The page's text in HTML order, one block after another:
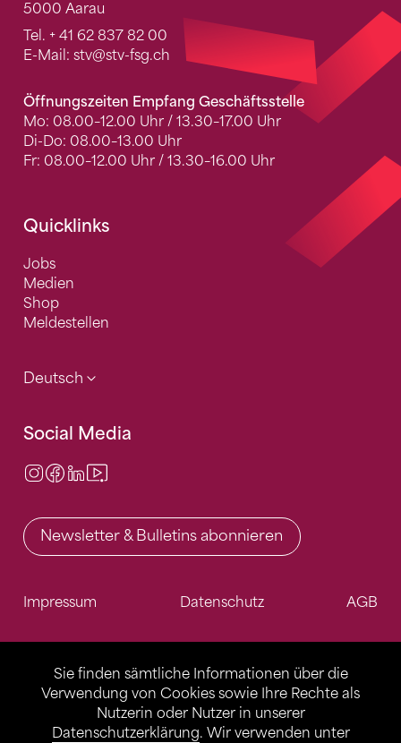
Sie finden sämtliche Informationen über die
Verwendung von Cookies sowie Ihre Rechte als
Nutzerin oder Nutzer in unserer
Datenschutzerklärung. Wir verwenden unter
5000 Aarau
Tel. + 41 62 837 82 00
E-Mail: stv@stv-fsg.ch
Öffnungszeiten Empfang Geschäftsstelle
Mo: 08.00–12.00 Uhr / 13.30–17.00 Uhr
Di-Do: 08.00–13.00 Uhr
Fr: 08.00–12.00 Uhr / 13.30–16.00 Uhr
Quicklinks
Jobs
Medien
Shop
Meldestellen
Deutsch
Social Media
Instagram
Facebook
LinkedIn
Newsletter & Bulletins abonnieren
Impressum Datenschutz AGB